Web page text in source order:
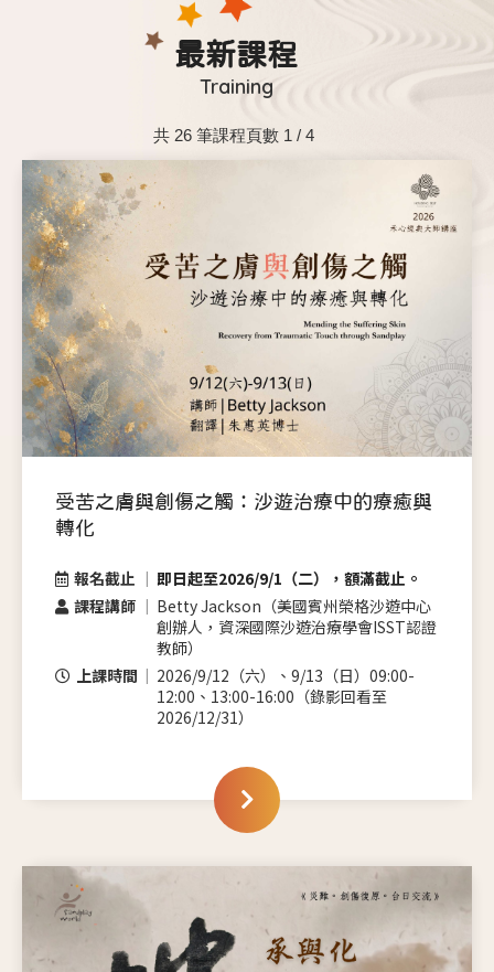
最新課程
Training
共 26 筆課程頁數 1 / 4
受苦之膚與創傷之觸：沙遊治療中的療癒與
轉化
報名截止
即日起至2026/9/1（二），額滿截止。
課程講師
Betty Jackson（美國賓州榮格沙遊中心
創辦人，資深國際沙遊治療學會ISST認證
教師）
上課時間
2026/9/12（六）、9/13（日）09:00-
12:00、13:00-16:00（錄影回看至
2026/12/31）